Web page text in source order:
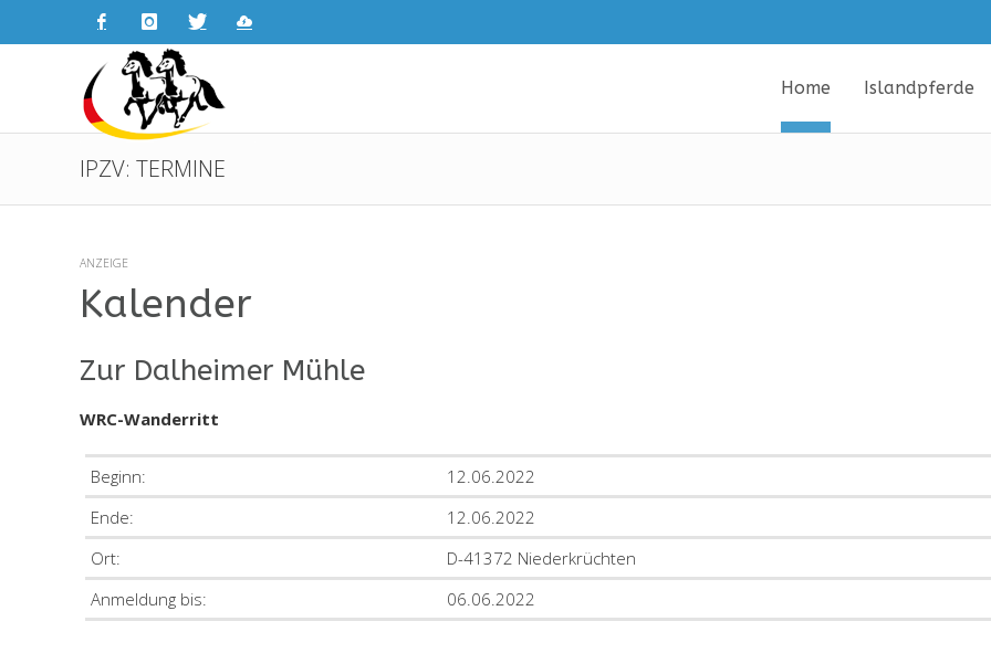
Home Islandpferde
IPZV: TERMINE
ANZEIGE
Kalender
Zur Dalheimer Mühle
WRC-Wanderritt
Beginn:
12.06.2022
Ende:
12.06.2022
Ort:
D-41372 Niederkrüchten
Anmeldung bis:
06.06.2022